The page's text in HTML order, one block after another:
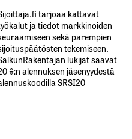
tarjoaa kattavat
ja tiedot markkinoiden
sekä parempien
tekemiseen.
lukijat saavat
%:n alennuksen jäsenyydestä
SRSI20